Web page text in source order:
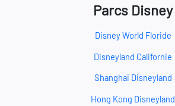
Parcs Disney
Disney World Floride
Disneyland Californie
Shanghai Disneyland
Hong Kong Disneyland